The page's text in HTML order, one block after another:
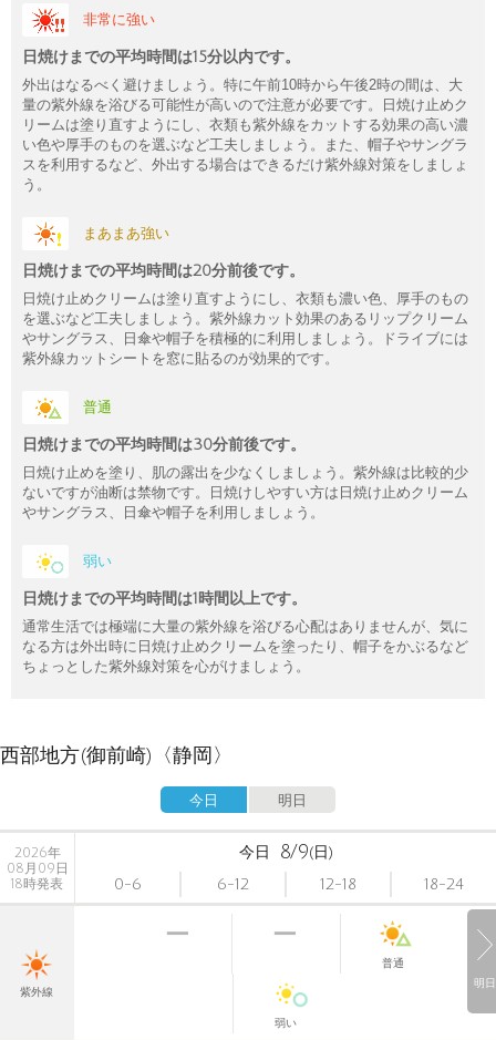
非常に強い
日焼けまでの平均時間は15分以内です。
外出はなるべく避けましょう。特に午前10時から午後2時の間は、大
量の紫外線を浴びる可能性が高いので注意が必要です。日焼け止めク
リームは塗り直すようにし、衣類も紫外線をカットする効果の高い濃
い色や厚手のものを選ぶなど工夫しましょう。また、帽子やサングラ
スを利用するなど、外出する場合はできるだけ紫外線対策をしましょ
う。
まあまあ強い
日焼けまでの平均時間は20分前後です。
日焼け止めクリームは塗り直すようにし、衣類も濃い色、厚手のもの
を選ぶなど工夫しましょう。紫外線カット効果のあるリップクリーム
やサングラス、日傘や帽子を積極的に利用しましょう。ドライブには
紫外線カットシートを窓に貼るのが効果的です。
普通
日焼けまでの平均時間は30分前後です。
日焼け止めを塗り、肌の露出を少なくしましょう。紫外線は比較的少
ないですが油断は禁物です。日焼けしやすい方は日焼け止めクリーム
やサングラス、日傘や帽子を利用しましょう。
弱い
日焼けまでの平均時間は1時間以上です。
通常生活では極端に大量の紫外線を浴びる心配はありませんが、気に
なる方は外出時に日焼け止めクリームを塗ったり、帽子をかぶるなど
ちょっとした紫外線対策を心がけましょう。
西部地方(御前崎)〈静岡〉
今日 明日
明日
2026年
08月09日
18時発表
今日 8/9(日)
0-6
6-12 12-18 18-24
紫外線
普通
弱い